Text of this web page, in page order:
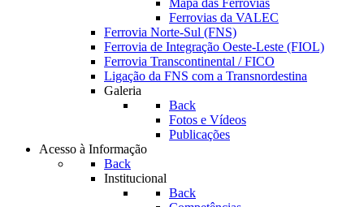
Mapa das Ferrovias
Ferrovias da VALEC
Ferrovia Norte-Sul (FNS)
Ferrovia de Integração Oeste-Leste (FIOL)
Ferrovia Transcontinental / FICO
Ligação da FNS com a Transnordestina
Galeria
Back
Fotos e Vídeos
Publicações
Acesso à Informação
Back
Institucional
Back